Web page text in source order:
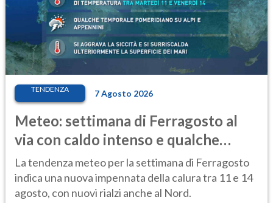
TENDENZA 7 Agosto 2026
Meteo: settimana di Ferragosto al
via con caldo intenso e qualche
temporale
La tendenza meteo per la settimana di Ferragosto
indica una nuova impennata della calura tra 11 e 14
agosto, con nuovi rialzi anche al Nord.